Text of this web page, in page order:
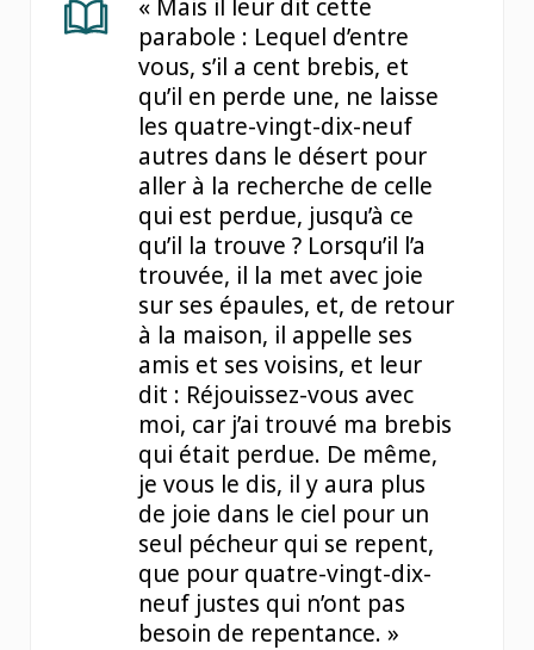
« Mais il leur dit cette
parabole : Lequel d’entre
vous, s’il a cent brebis, et
qu’il en perde une, ne laisse
les quatre-vingt-dix-neuf
autres dans le désert pour
aller à la recherche de celle
qui est perdue, jusqu’à ce
qu’il la trouve ? Lorsqu’il l’a
trouvée, il la met avec joie
sur ses épaules, et, de retour
à la maison, il appelle ses
amis et ses voisins, et leur
dit : Réjouissez-vous avec
moi, car j’ai trouvé ma brebis
qui était perdue. De même,
je vous le dis, il y aura plus
de joie dans le ciel pour un
seul pécheur qui se repent,
que pour quatre-vingt-dix-
neuf justes qui n’ont pas
besoin de repentance. »